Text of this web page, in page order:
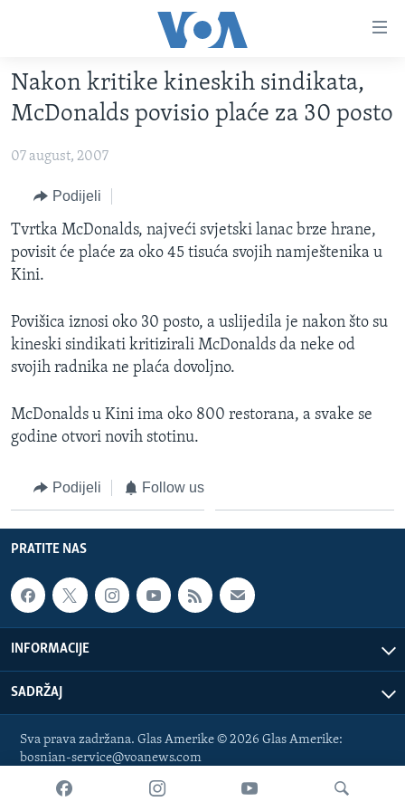
glavni
sadržaj
na
navigaciju
Idi
na
pretragu
FOTOGRAFIJE DANA
VIJESTI
SJEDINJENE AMERIČKE DRŽAVE
BOSNA I HERCEGOVINA
NAUKA I TEHNOLOGIJA
SPECIJALNI PROJEKTI
SLOBODA MEDIJA
ŽENSKA STRANA
MAGAZIN
PRATITE NAS
Nakon kritike kineskih sindikata,
McDonalds povisio plaće za 30 posto
07 august, 2007
Podijeli
Tvrtka McDonalds, najveći svjetski lanac brze hrane,
povisit će plaće za oko 45 tisuća svojih namještenika u
Kini.
Povišica iznosi oko 30 posto, a uslijedila je nakon što su
kineski sindikati kritizirali McDonalds da neke od
svojih radnika ne plaća dovoljno.
McDonalds u Kini ima oko 800 restorana, a svake se
godine otvori novih stotinu.
Podijeli Follow us
PRATITE NAS
INFORMACIJE
SADRŽAJ
Sva prava zadržana. Glas Amerike © 2026 Glas Amerike:
bosnian-service@voanews.com